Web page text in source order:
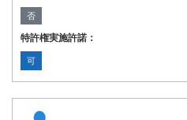
否
特許権実施許諾：
可